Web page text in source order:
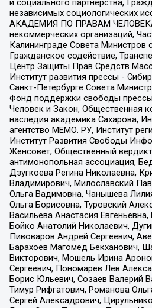
и социального партнерства,
независимых социологических
АКАДЕМИЯ ПО ПРАВАМ
некоммерческих организаций,
Калининграде Совета Министров
Гражданское содействие,
Центр Защиты Прав Средств
Институт развития прессы -
Санкт-Петербурге Совета
Фонд поддержки свободы
Человек и Закон, Общественная
наследия академика Сахарова,
агентство МЕМО. РУ, Институт
Институт Развития Свободы
Женсовет, Общественный
антимонопольная ассоциация,
Дзугкоева Регина Николаевна,
Владимирович, Милославский
Ольга Вадимовна, Чанышева
Ольга Борисовна, Туровский
Васильева Анастасия
Бойко Анатолий Николаевич,
Пивоваров Андрей Сергеевич,
Барахоев Магомед Бекханович,
Викторович, Мошель Ирина
Сергеевич, Пономарев Лев
Борис Юльевич, Созаев Валерий
Тимур Рифгатович, Романова
Сергей Алексадрович,